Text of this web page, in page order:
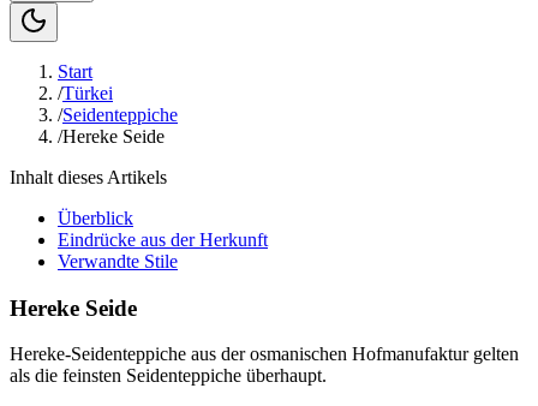
Start
/Türkei
/Seidenteppiche
/Hereke Seide
Inhalt dieses Artikels
Überblick
Eindrücke aus der Herkunft
Verwandte Stile
Hereke Seide
Hereke-Seidenteppiche aus der osmanischen Hofmanufaktur gelten
als die feinsten Seidenteppiche überhaupt.